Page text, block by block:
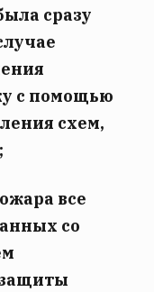
сразу
с помощью
схем,
все
со